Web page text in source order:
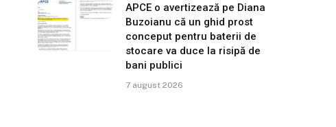
APCE o avertizează pe Diana
Buzoianu că un ghid prost
conceput pentru baterii de
stocare va duce la risipă de
bani publici
7 august 2026